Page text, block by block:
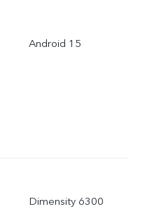
Android 15
Dimensity 6300